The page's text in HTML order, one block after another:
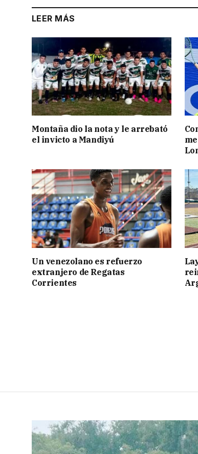
LEER MÁS
Montaña dio la nota y le arrebató
el invicto a Mandiyú
Un venezolano es refuerzo
extranjero de Regatas
Corrientes